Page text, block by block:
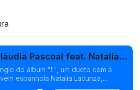
Pascoal feat. Natalia
- "Assim Assim"
do álbum "!!", um dueto com a
espanhola Natalia Lacunza,